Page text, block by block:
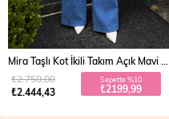
₺2.444,43
₺2.750,00 Sepette %10
₺2199,99